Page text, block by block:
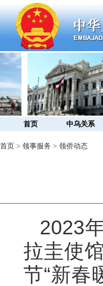
首页 中乌关系
首页 > 领事服务 > 领侨动态
2023
拉圭使
节“新春